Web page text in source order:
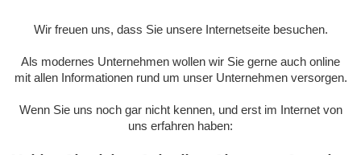
Wir freuen uns, dass Sie unsere Internetseite besuchen.
Als modernes Unternehmen wollen wir Sie gerne auch online
mit allen Informationen rund um unser Unternehmen versorgen.
Wenn Sie uns noch gar nicht kennen, und erst im Internet von
uns erfahren haben: